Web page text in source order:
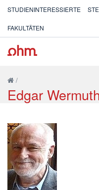
STUDIENINTERESSIERTE
FAKULTÄTEN
/
Edgar Wermuth